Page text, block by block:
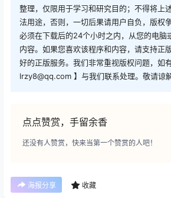
整理，仅限用于学习和研究目的；不得将上
法用途，否则，一切后果请用户自负，版权
必须在下载后的24个小时之内，从您的电脑
内容。如果您喜欢该程序和内容，请支持正
好的正版服务。我们非常重视版权问题，如
lrzy8@qq.com 】与我们联系处理。敬请谅解
点点赞赏，手留余香
还没有人赞赏，快来当第一个赞赏的人吧！
海报分享 收藏